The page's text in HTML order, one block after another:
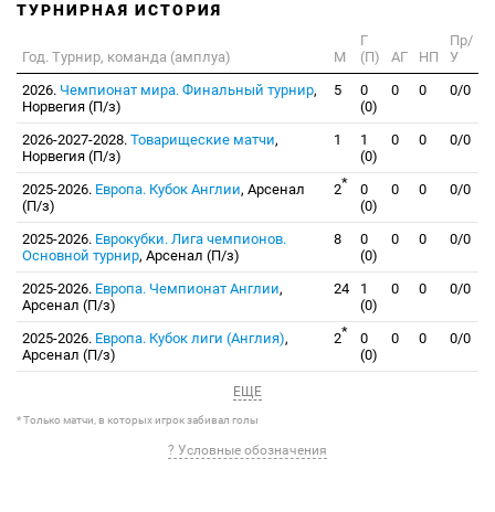
ТУРНИРНАЯ ИСТОРИЯ
Год. Турнир, команда (амплуа) М
Г
(П)
АГ НП
Пр/
У
2026. Чемпионат мира. Финальный турнир,
Норвегия (П/з)
5
0
(0)
0 0 0/0
2026-2027-2028. Товарищеские матчи,
Норвегия (П/з)
1
1
(0)
0 0 0/0
2025-2026. Европа. Кубок Англии, Арсенал
(П/з)
2*
0
(0)
0 0 0/0
2025-2026. Еврокубки. Лига чемпионов.
Основной турнир, Арсенал (П/з)
8
0
(0)
0 0 0/0
2025-2026. Европа. Чемпионат Англии,
Арсенал (П/з)
24
1
(0)
0 0 0/0
2025-2026. Европа. Кубок лиги (Англия),
Арсенал (П/з)
2*
0
(0)
0 0 0/0
ЕЩЕ
* Только матчи, в которых игрок забивал голы
? Условные обозначения